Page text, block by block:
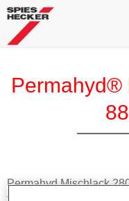
Permahyd®
Permahyd Mischlack
von Permahyd Perlmutt